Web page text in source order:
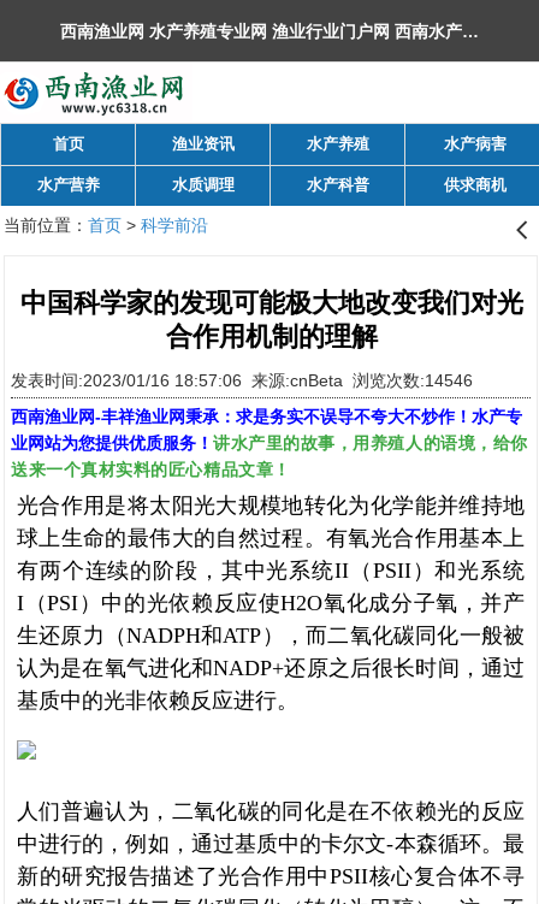
西南渔业网 水产养殖专业网 渔业行业门户网 ​西南水产网 丰祥渔业网 永川水花网，欢迎光临！
首页 渔业资讯 水产养殖 水产病害
水产营养 水质调理 水产科普 供求商机
当前位置： 首页> 科学前沿 󰊒
中国科学家的发现可能极大地改变我们对光
合作用机制的理解
发表时间:2023/01/16 18:57:06 来源:cnBeta 浏览次数:14546
西南渔业网-丰祥渔业网秉承：求是务实不误导不夸大不炒作！水产专
业网站为您提供优质服务！ 讲水产里的故事，用养殖人的语境，给你
送来一个真材实料的匠心精品文章！
光合作用是将太阳光大规模地转化为化学能并维持地
球上生命的最伟大的自然过程。有氧光合作用基本上
有两个连续的阶段，其中光系统II（PSII）和光系统
I（PSI）中的光依赖反应使H2O氧化成分子氧，并产
生还原力（NADPH和ATP），而二氧化碳同化一般被
认为是在氧气进化和NADP+还原之后很长时间，通过
基质中的光非依赖反应进行。
人们普遍认为，二氧化碳的同化是在不依赖光的反应
中进行的，例如，通过基质中的卡尔文-本森循环。最
新的研究报告描述了光合作用中PSII核心复合体不寻